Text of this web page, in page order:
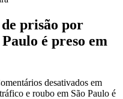
prisão por
é preso em
desativados em
e roubo em São Paulo é